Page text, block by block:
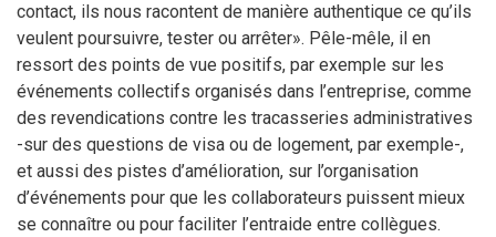
contact, ils nous racontent de manière authentique ce qu’ils
veulent poursuivre, tester ou arrêter». Pêle-mêle, il en
ressort des points de vue positifs, par exemple sur les
événements collectifs organisés dans l’entreprise, comme
des revendications contre les tracasseries administratives
-sur des questions de visa ou de logement, par exemple-,
et aussi des pistes d’amélioration, sur l’organisation
d’événements pour que les collaborateurs puissent mieux
se connaître ou pour faciliter l’entraide entre collègues.